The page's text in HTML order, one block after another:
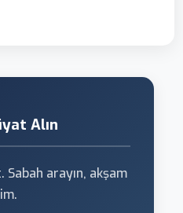
Alın
Sabah arayın, akşam